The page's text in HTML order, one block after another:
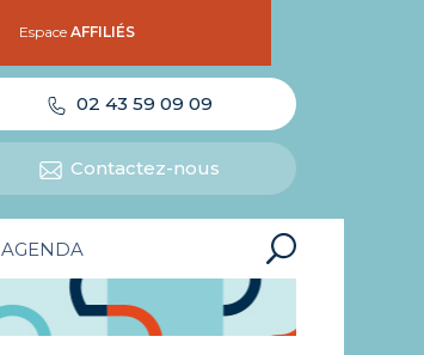
EspaceAFFILIÉS
02 43 59 09 09
Contactez-nous
AGENDA